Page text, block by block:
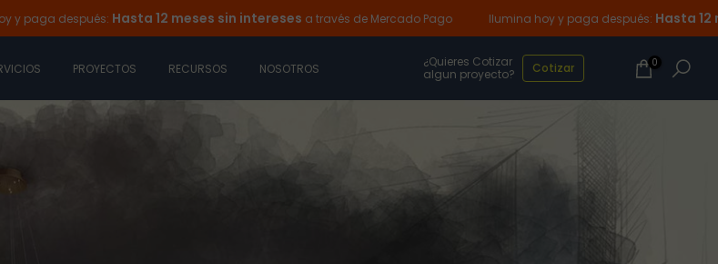
después:Hasta 12 meses sin interesesa través de Mercado Pago Ilumina hoy y paga después:Hasta 12
PROYECTOS RECURSOS NOSOTROS
¿Quieres Cotizar
algun proyecto?
Cotizar 0